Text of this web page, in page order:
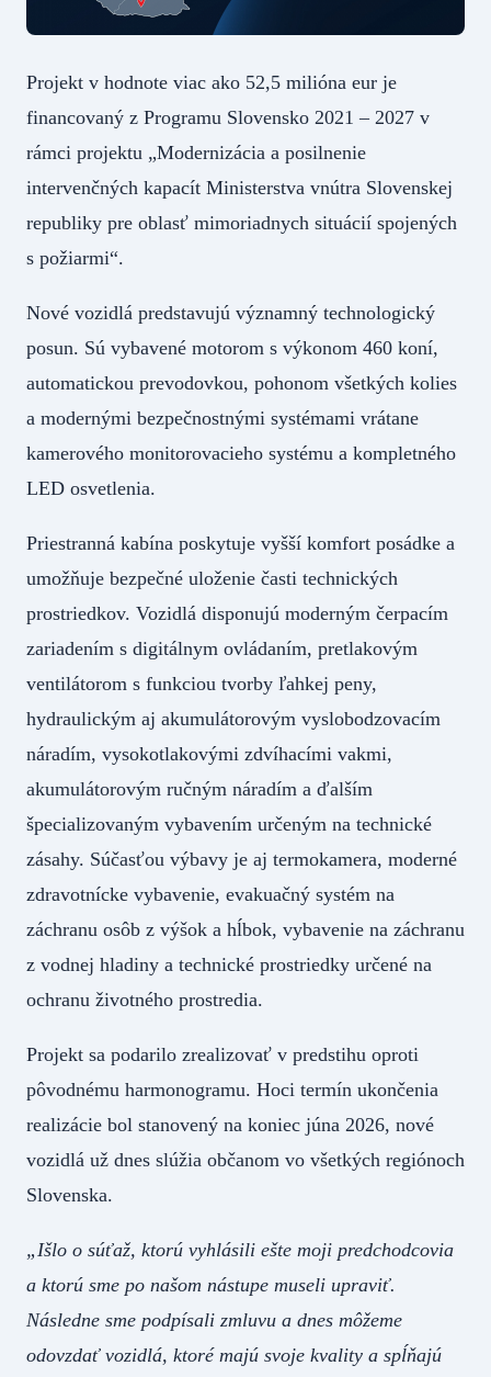
Projekt v hodnote viac ako 52,5 milióna eur je
financovaný z Programu Slovensko 2021 – 2027 v
rámci projektu „Modernizácia a posilnenie
intervenčných kapacít Ministerstva vnútra Slovenskej
republiky pre oblasť mimoriadnych situácií spojených
s požiarmi“.
Nové vozidlá predstavujú významný technologický
posun. Sú vybavené motorom s výkonom 460 koní,
automatickou prevodovkou, pohonom všetkých kolies
a modernými bezpečnostnými systémami vrátane
kamerového monitorovacieho systému a kompletného
LED osvetlenia.
Priestranná kabína poskytuje vyšší komfort posádke a
umožňuje bezpečné uloženie časti technických
prostriedkov. Vozidlá disponujú moderným čerpacím
zariadením s digitálnym ovládaním, pretlakovým
ventilátorom s funkciou tvorby ľahkej peny,
hydraulickým aj akumulátorovým vyslobodzovacím
náradím, vysokotlakovými zdvíhacími vakmi,
akumulátorovým ručným náradím a ďalším
špecializovaným vybavením určeným na technické
zásahy. Súčasťou výbavy je aj termokamera, moderné
zdravotnícke vybavenie, evakuačný systém na
záchranu osôb z výšok a hĺbok, vybavenie na záchranu
z vodnej hladiny a technické prostriedky určené na
ochranu životného prostredia.
Projekt sa podarilo zrealizovať v predstihu oproti
pôvodnému harmonogramu. Hoci termín ukončenia
realizácie bol stanovený na koniec júna 2026, nové
vozidlá už dnes slúžia občanom vo všetkých regiónoch
Slovenska.
„Išlo o súťaž, ktorú vyhlásili ešte moji predchodcovia
a ktorú sme po našom nástupe museli upraviť.
Následne sme podpísali zmluvu a dnes môžeme
odovzdať vozidlá, ktoré majú svoje kvality a spĺňajú